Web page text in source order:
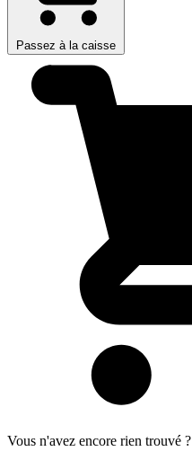
Passez à la caisse
Vous n'avez encore rien trouvé ?